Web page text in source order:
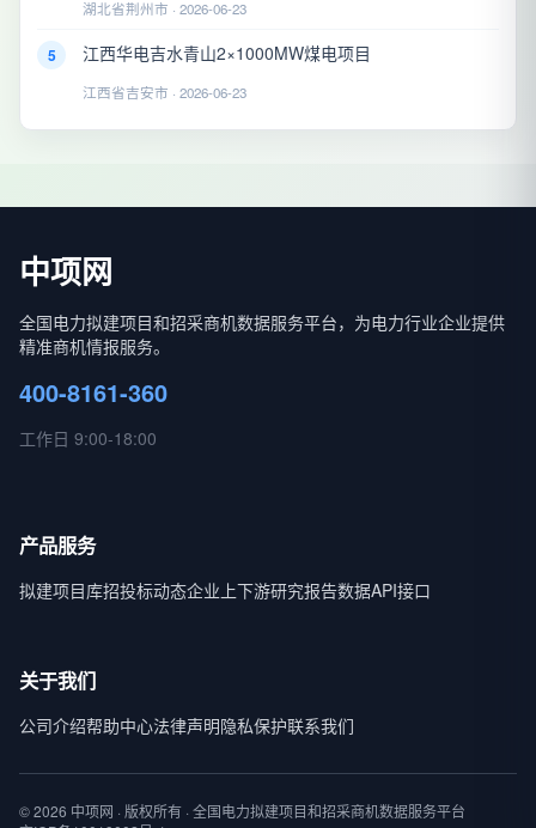
湖北省荆州市 · 2026-06-23
5 江西华电吉水青山2×1000MW煤电项目
江西省吉安市 · 2026-06-23
中项网
全国电力拟建项目和招采商机数据服务平台，为电力行业企业提供
精准商机情报服务。
400-8161-360
工作日 9:00-18:00
产品服务
拟建项目库招投标动态企业上下游研究报告数据API接口
关于我们
公司介绍帮助中心法律声明隐私保护联系我们
© 2026 中项网 · 版权所有 · 全国电力拟建项目和招采商机数据服务平台